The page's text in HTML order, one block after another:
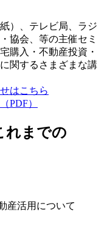
）、テレビ局、ラジ
協会、等の主催セミ
購入・不動産投資・
関するさまざまな講
れまでの
産活用について